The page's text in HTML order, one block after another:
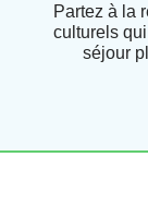
Partez à la
culturels
séjour